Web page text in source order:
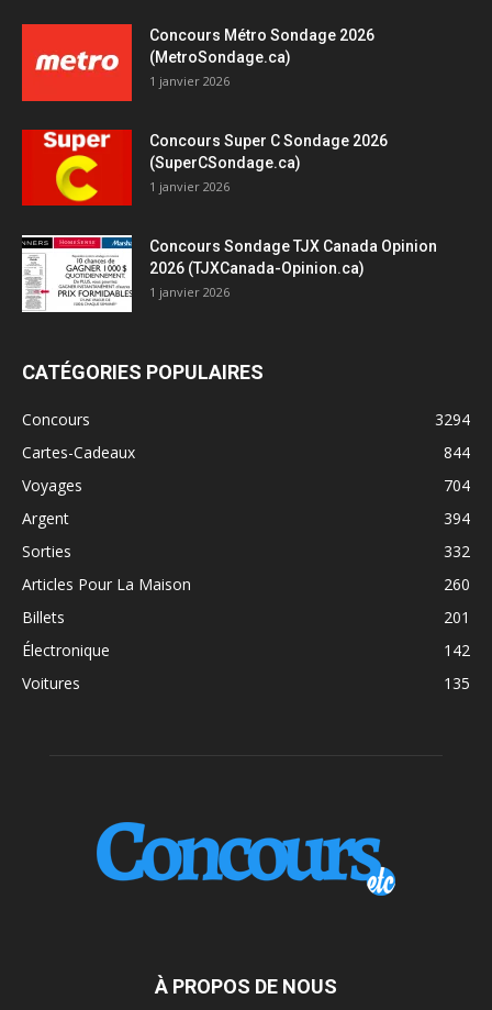
Concours Métro Sondage 2026
(MetroSondage.ca)
1 janvier 2026
Concours Super C Sondage 2026
(SuperCSondage.ca)
1 janvier 2026
Concours Sondage TJX Canada Opinion
2026 (TJXCanada-Opinion.ca)
1 janvier 2026
CATÉGORIES POPULAIRES
Concours
3294
Cartes-Cadeaux
844
Voyages
704
Argent
394
Sorties
332
Articles Pour La Maison
260
Billets
201
Électronique
142
Voitures
135
À PROPOS DE NOUS